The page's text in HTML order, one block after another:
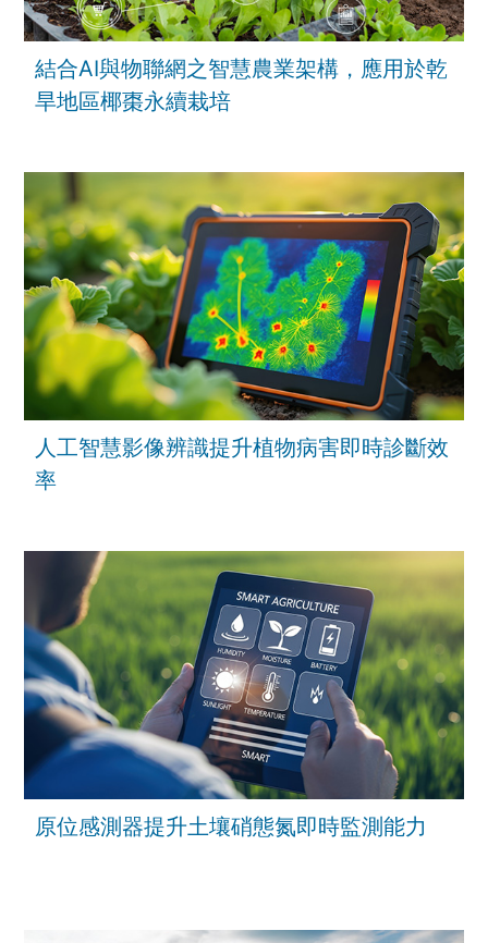
結合AI與物聯網之智慧農業架構，應用於乾
旱地區椰棗永續栽培
人工智慧影像辨識提升植物病害即時診斷效
率
原位感測器提升土壤硝態氮即時監測能力